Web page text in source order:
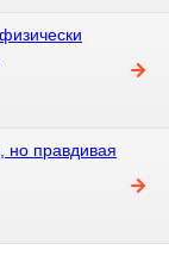
но правдивая